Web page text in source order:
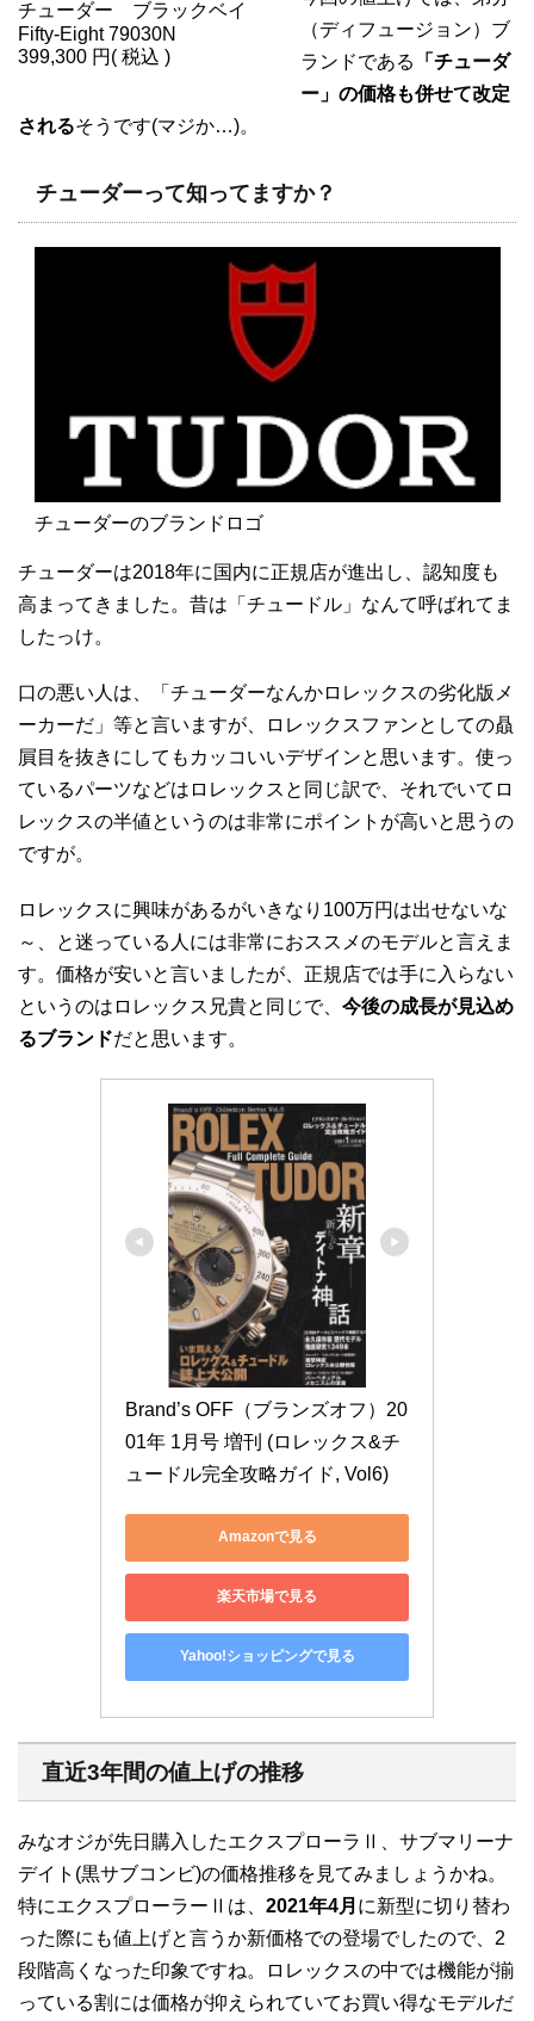
チューダー ブラックベイ
Fifty-Eight 79030N
399,300 円( 税込 )
（ディフュージョン）ブ
ランドである
「チューダ
ー」の価格も併せて改定
されるそうです(マジか…)。
チューダーって知ってますか？
チューダーのブランドロゴ
チューダーは2018年に国内に正規店が進出し、認知度も
高まってきました。昔は「チュードル」なんて呼ばれてま
したっけ。
口の悪い人は、「チューダーなんかロレックスの劣化版メ
ーカーだ」等と言いますが、ロレックスファンとしての贔
屓目を抜きにしてもカッコいいデザインと思います。使っ
ているパーツなどはロレックスと同じ訳で、それでいてロ
レックスの半値というのは非常にポイントが高いと思うの
ですが。
ロレックスに興味があるがいきなり100万円は出せないな
～、と迷っている人には非常におススメのモデルと言えま
す。価格が安いと言いましたが、正規店では手に入らない
というのはロレックス兄貴と同じで、 今後の成長が見込め
るブランドだと思います。
Brand’s OFF（ブランズオフ）20
01年 1月号 増刊 (ロレックス&チ
ュードル完全攻略ガイド, Vol6)
Amazonで見る
楽天市場で見る
Yahoo!ショッピングで見る
直近3年間の値上げの推移
みなオジが先日購入したエクスプローラⅡ、サブマリーナ
デイト(黒サブコンビ)の価格推移を見てみましょうかね。
特にエクスプローラーⅡは、 2021年4月 に新型に切り替わ
った際にも値上げと言うか新価格での登場でしたので、2
段階高くなった印象ですね。ロレックスの中では機能が揃
っている割には価格が抑えられていてお買い得なモデルだ